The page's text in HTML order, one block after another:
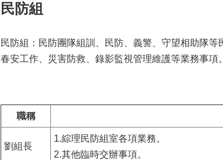
民防組
民防組：民防團隊組訓、民防、義警、守望相助隊
春安工作、災害防救、錄影監視管理維護等業務事項。
職稱
劉組長
1.綜理民防組室各項業務。
2.其他臨時交辦事項。